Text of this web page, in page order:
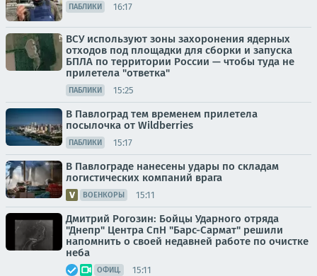
ПАБЛИКИ 16:17
ВСУ используют зоны захоронения ядерных
отходов под площадки для сборки и запуска
БПЛА по территории России — чтобы туда не
прилетела "ответка"
ПАБЛИКИ 15:25
В Павлоград тем временем прилетела
посылочка от Wildberries
ПАБЛИКИ 15:17
В Павлограде нанесены удары по складам
логистических компаний врага
ВОЕНКОРЫ 15:11
Дмитрий Рогозин: Бойцы Ударного отряда
"Днепр" Центра СпН "Барс-Сармат" решили
напомнить о своей недавней работе по очистке
неба
ОФИЦ. 15:11